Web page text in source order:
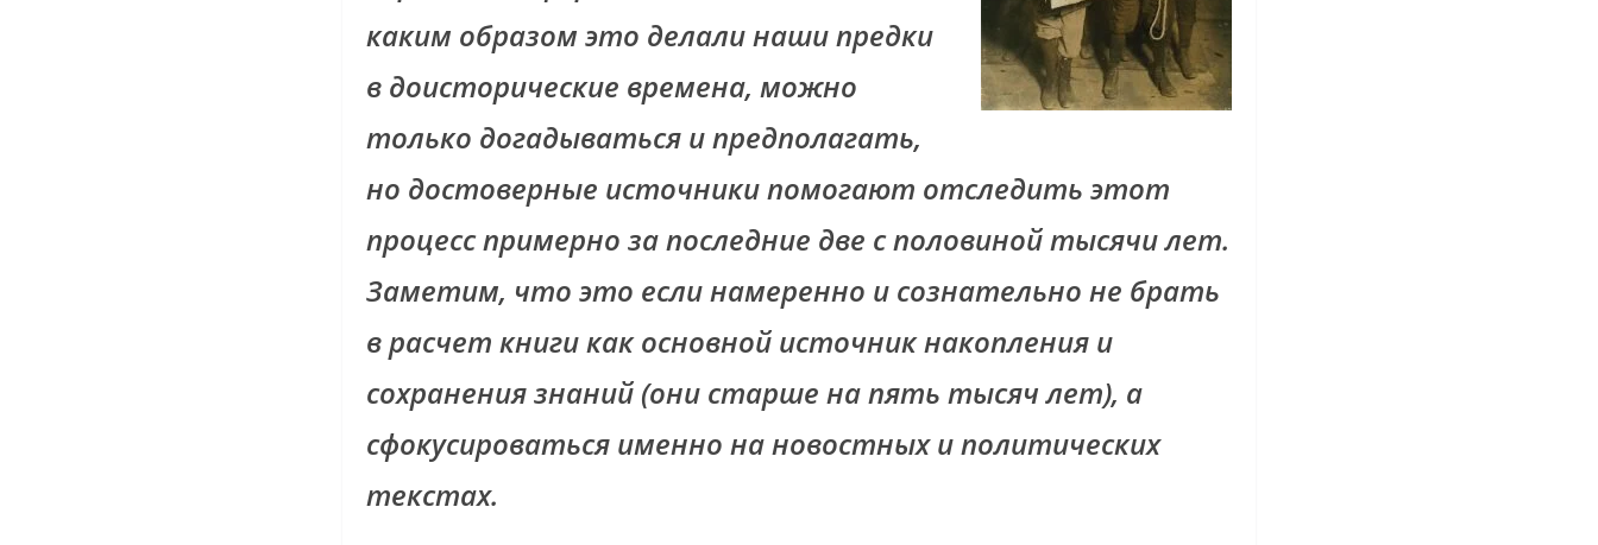
каким образом это делали наши предки
в доисторические времена, можно
только догадываться и предполагать,
но достоверные источники помогают отследить этот
процесс примерно за последние две с половиной тысячи лет.
Заметим, что это если намеренно и сознательно не брать
в расчет книги как основной источник накопления и
сохранения знаний (они старше на пять тысяч лет), а
сфокусироваться именно на новостных и политических
текстах.